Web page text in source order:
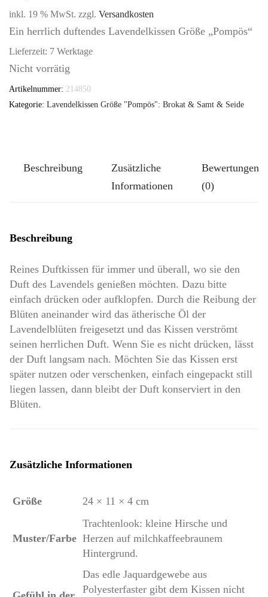
inkl. 19 % MwSt. zzgl. Versandkosten
Ein herrlich duftendes Lavendelkissen Größe „Pompös“
Lieferzeit: 7 Werktage
Nicht vorrätig
Artikelnummer: 214850
Kategorie: Lavendelkissen Größe "Pompös": Brokat & Samt & Seide
Beschreibung
Zusätzliche
Informationen
Bewertungen
(0)
Beschreibung
Reines Duftkissen für immer und überall, wo sie den
Duft des Lavendels genießen möchten. Dazu bitte
einfach drücken oder aufklopfen. Durch die Reibung der
Blüten aneinander wird das ätherische Öl der
Lavendelblüten freigesetzt und das Kissen verströmt
seinen herrlichen Duft. Wenn Sie es nicht drücken, lässt
der Duft langsam nach. Möchten Sie das Kissen erst
später nutzen oder verschenken, einfach eingepackt still
liegen lassen, dann bleibt der Duft konserviert in den
Blüten.
Zusätzliche Informationen
Größe 24 × 11 × 4 cm
Muster/Farbe
Trachtenlook: kleine Hirsche und
Herzen auf milchkaffeebraunem
Hintergrund.
Das edle Jaquardgewebe aus
Polyesterfaster gibt dem Kissen nicht